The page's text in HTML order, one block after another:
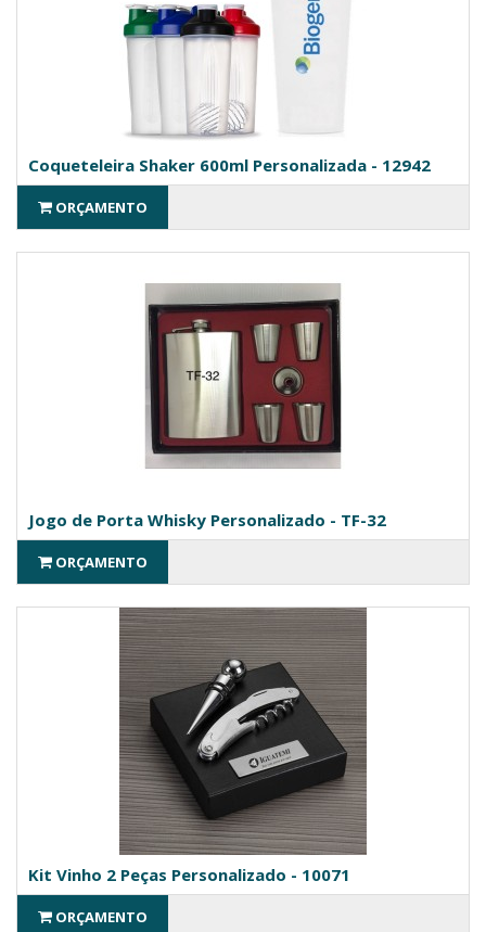
Coqueteleira Shaker 600ml Personalizada - 12942
ORÇAMENTO
Jogo de Porta Whisky Personalizado - TF-32
ORÇAMENTO
Kit Vinho 2 Peças Personalizado - 10071
ORÇAMENTO